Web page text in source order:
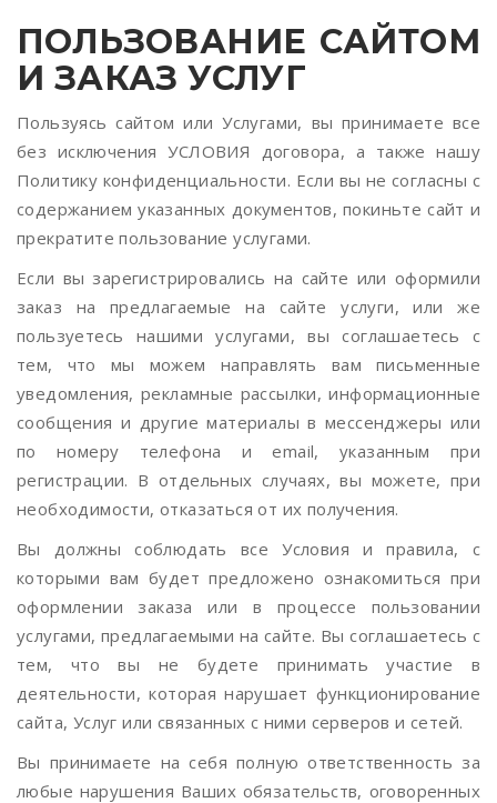
ПОЛЬЗОВАНИЕ САЙТОМ
И ЗАКАЗ УСЛУГ
Пользуясь сайтом или Услугами, вы принимаете все
без исключения УСЛОВИЯ договора, а также нашу
Политику конфиденциальности. Если вы не согласны с
содержанием указанных документов, покиньте сайт и
прекратите пользование услугами.
Если вы зарегистрировались на сайте или оформили
заказ на предлагаемые на сайте услуги, или же
пользуетесь нашими услугами, вы соглашаетесь с
тем, что мы можем направлять вам письменные
уведомления, рекламные рассылки, информационные
сообщения и другие материалы в мессенджеры или
по номеру телефона и email, указанным при
регистрации. В отдельных случаях, вы можете, при
необходимости, отказаться от их получения.
Вы должны соблюдать все Условия и правила, с
которыми вам будет предложено ознакомиться при
оформлении заказа или в процессе пользовании
услугами, предлагаемыми на сайте. Вы соглашаетесь с
тем, что вы не будете принимать участие в
деятельности, которая нарушает функционирование
сайта, Услуг или связанных с ними серверов и сетей.
Вы принимаете на себя полную ответственность за
любые нарушения Ваших обязательств, оговоренных